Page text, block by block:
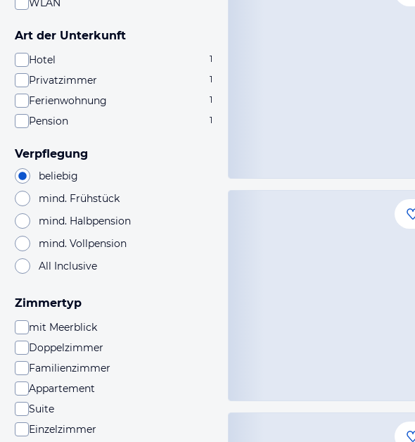
WLAN
Art der Unterkunft
Hotel 1
Privatzimmer 1
Ferienwohnung 1
Pension 1
Verpflegung
beliebig
mind. Frühstück
mind. Halbpension
mind. Vollpension
All Inclusive
Zimmertyp
mit Meerblick
Doppelzimmer
Familienzimmer
Appartement
Suite
Einzelzimmer